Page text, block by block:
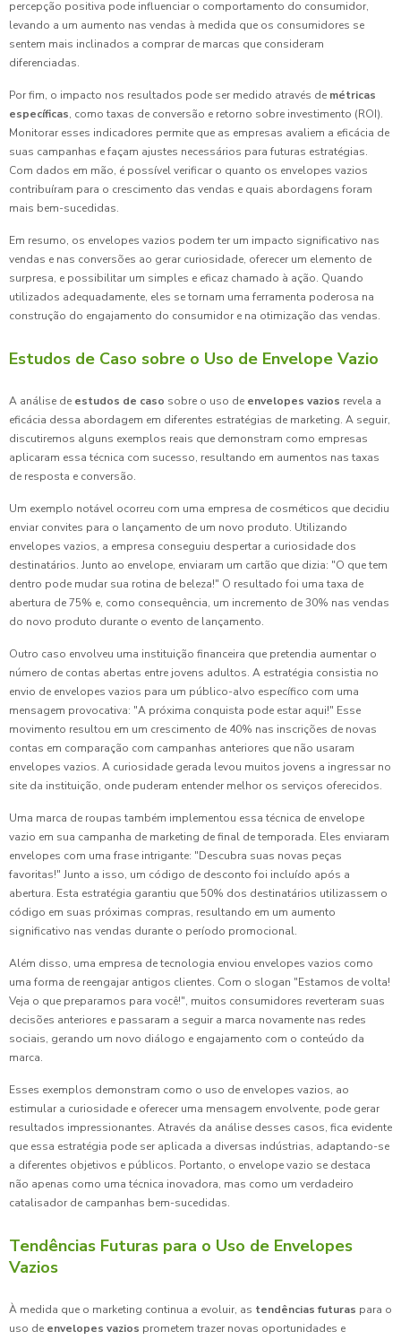
percepção positiva pode influenciar o comportamento do consumidor,
levando a um aumento nas vendas à medida que os consumidores se
sentem mais inclinados a comprar de marcas que consideram
diferenciadas.
Por fim, o impacto nos resultados pode ser medido através de métricas
específicas, como taxas de conversão e retorno sobre investimento (ROI).
Monitorar esses indicadores permite que as empresas avaliem a eficácia de
suas campanhas e façam ajustes necessários para futuras estratégias.
Com dados em mão, é possível verificar o quanto os envelopes vazios
contribuíram para o crescimento das vendas e quais abordagens foram
mais bem-sucedidas.
Em resumo, os envelopes vazios podem ter um impacto significativo nas
vendas e nas conversões ao gerar curiosidade, oferecer um elemento de
surpresa, e possibilitar um simples e eficaz chamado à ação. Quando
utilizados adequadamente, eles se tornam uma ferramenta poderosa na
construção do engajamento do consumidor e na otimização das vendas.
Estudos de Caso sobre o Uso de Envelope Vazio
A análise de estudos de caso sobre o uso de envelopes vazios revela a
eficácia dessa abordagem em diferentes estratégias de marketing. A seguir,
discutiremos alguns exemplos reais que demonstram como empresas
aplicaram essa técnica com sucesso, resultando em aumentos nas taxas
de resposta e conversão.
Um exemplo notável ocorreu com uma empresa de cosméticos que decidiu
enviar convites para o lançamento de um novo produto. Utilizando
envelopes vazios, a empresa conseguiu despertar a curiosidade dos
destinatários. Junto ao envelope, enviaram um cartão que dizia: "O que tem
dentro pode mudar sua rotina de beleza!" O resultado foi uma taxa de
abertura de 75% e, como consequência, um incremento de 30% nas vendas
do novo produto durante o evento de lançamento.
Outro caso envolveu uma instituição financeira que pretendia aumentar o
número de contas abertas entre jovens adultos. A estratégia consistia no
envio de envelopes vazios para um público-alvo específico com uma
mensagem provocativa: "A próxima conquista pode estar aqui!" Esse
movimento resultou em um crescimento de 40% nas inscrições de novas
contas em comparação com campanhas anteriores que não usaram
envelopes vazios. A curiosidade gerada levou muitos jovens a ingressar no
site da instituição, onde puderam entender melhor os serviços oferecidos.
Uma marca de roupas também implementou essa técnica de envelope
vazio em sua campanha de marketing de final de temporada. Eles enviaram
envelopes com uma frase intrigante: "Descubra suas novas peças
favoritas!" Junto a isso, um código de desconto foi incluído após a
abertura. Esta estratégia garantiu que 50% dos destinatários utilizassem o
código em suas próximas compras, resultando em um aumento
significativo nas vendas durante o período promocional.
Além disso, uma empresa de tecnologia enviou envelopes vazios como
uma forma de reengajar antigos clientes. Com o slogan "Estamos de volta!
Veja o que preparamos para você!", muitos consumidores reverteram suas
decisões anteriores e passaram a seguir a marca novamente nas redes
sociais, gerando um novo diálogo e engajamento com o conteúdo da
marca.
Esses exemplos demonstram como o uso de envelopes vazios, ao
estimular a curiosidade e oferecer uma mensagem envolvente, pode gerar
resultados impressionantes. Através da análise desses casos, fica evidente
que essa estratégia pode ser aplicada a diversas indústrias, adaptando-se
a diferentes objetivos e públicos. Portanto, o envelope vazio se destaca
não apenas como uma técnica inovadora, mas como um verdadeiro
catalisador de campanhas bem-sucedidas.
Tendências Futuras para o Uso de Envelopes
Vazios
À medida que o marketing continua a evoluir, as tendências futuras para o
uso de envelopes vazios prometem trazer novas oportunidades e